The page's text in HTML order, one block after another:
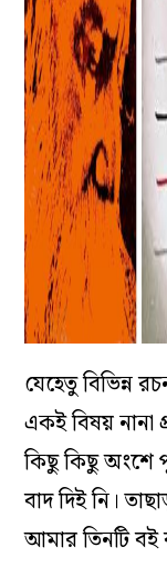
যেহেতু বিভিন্ন
একই বিষয় নানা
কিছু কিছু অংশে
বাদ দিই নি।
আমার তিনটি বই